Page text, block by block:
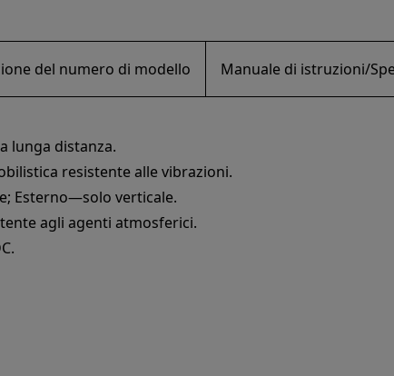
del numero di modello Manuale di istruzioni/
lunga distanza.
resistente alle vibrazioni.
Esterno—solo verticale.
agli agenti atmosferici.